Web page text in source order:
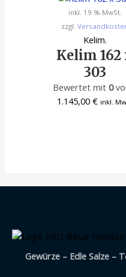
inkl. 19 % MwSt.
zzgl.
Kelim.
Kelim 162
303
Bewertet mit 0
1.145,00 € inkl.
Gewürze – Edle Salze –